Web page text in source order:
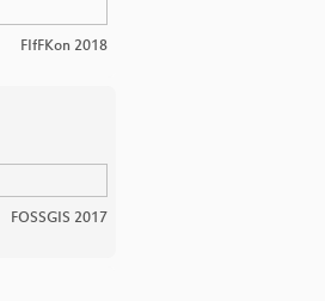
FIfFKon 2018
FOSSGIS 2017